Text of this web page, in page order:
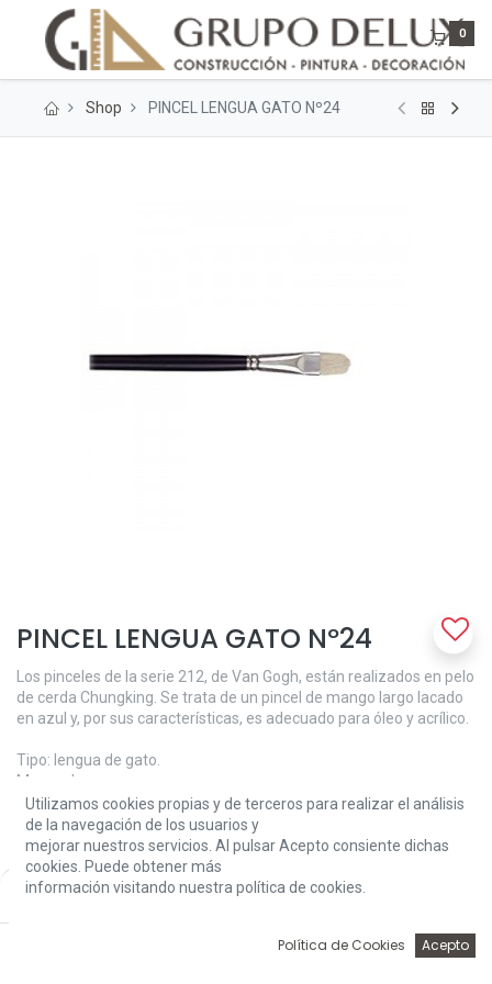
Price:
Add to Cart
0
Shop PINCEL LENGUA GATO Nº24
PINCEL LENGUA GATO Nº24
Los pinceles de la serie 212, de Van Gogh, están realizados en pelo
de cerda Chungking. Se trata de un pincel de mango largo lacado
en azul y, por sus características, es adecuado para óleo y acrílico.
Tipo: lengua de gato.
Mango: largo.
Número: 24.
15,00€
Utilizamos cookies propias y de terceros para realizar el análisis
de la navegación de los usuarios y
mejorar nuestros servicios. Al pulsar Acepto consiente dichas
cookies. Puede obtener más
información visitando nuestra política de cookies.
Política de Cookies Acepto